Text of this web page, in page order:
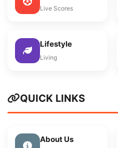
Live Scores
Lifestyle
Living
QUICK LINKS
About Us